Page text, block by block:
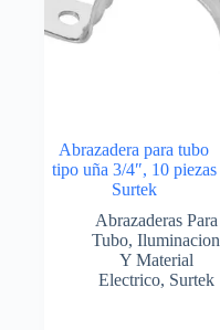
Abrazadera para tubo
tipo uña 3/4″, 10 piezas
Surtek
Abrazaderas Para
Tubo,Iluminacion
Y Material
Electrico, Surtek